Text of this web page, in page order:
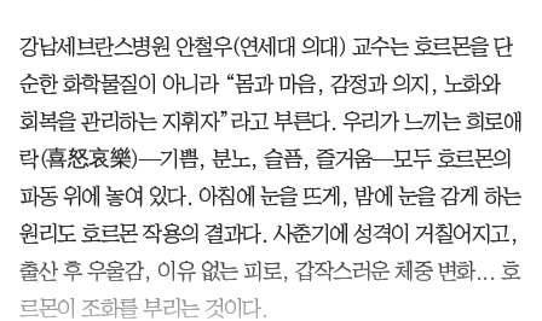
강남세브란스병원 안철우(연세대 의대) 교수는 호르몬을 단
순한 화학물질이 아니라 “몸과 마음, 감정과 의지, 노화와
회복을 관리하는 지휘자”라고 부른다. 우리가 느끼는 희로애
락(喜怒哀樂)—기쁨, 분노, 슬픔, 즐거움—모두 호르몬의
파동 위에 놓여 있다. 아침에 눈을 뜨게, 밤에 눈을 감게 하는
원리도 호르몬 작용의 결과다. 사춘기에 성격이 거칠어지고,
출산 후 우울감, 이유 없는 피로, 갑작스러운 체중 변화... 호
르몬이 조화를 부리는 것이다.